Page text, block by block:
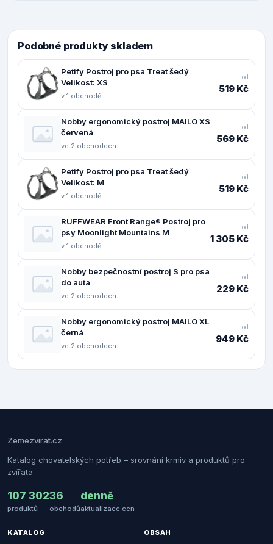
Podobné produkty skladem
Petify Postroj pro psa Treat šedý
Velikost: XS
v 1 obchodě
od
519 Kč
Nobby ergonomický postroj MAILO XS
červená
ve 2 obchodech
od
569 Kč
Petify Postroj pro psa Treat šedý
Velikost: M
v 1 obchodě
od
519 Kč
RUFFWEAR Front Range® Postroj pro
psy Moonlight Mountains M
v 1 obchodě
od
1 305 Kč
Nobby bezpečnostní postroj S pro psa
do auta
ve 2 obchodech
od
229 Kč
Nobby ergonomický postroj MAILO XL
černá
ve 2 obchodech
od
949 Kč
Zemezvirat.cz
Katalog chovatelských potřeb – srovnání krmiv a produktů pro
zvířata
107 302
produktů
36
obchodů
denně
aktualizace cen
KATALOG OBSAH